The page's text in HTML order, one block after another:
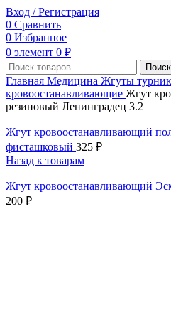
Вход / Регистрация
0 Сравнить
0 Избранное
0 элемент 0 ₽
Поиск
Главная Медицина Жгуты
кровоостанавливающие Жгут
резиновый Ленинградец 3.2
Жгут кровоостанавливающий
фисташковый 325 ₽
Назад к товарам
Жгут кровоостанавливающий
200 ₽